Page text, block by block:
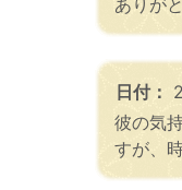
日付：
彼の気
すが、